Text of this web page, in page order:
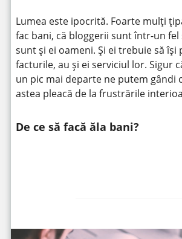
Lumea este ipocrită. Foarte mulți
fac bani, că bloggerii sunt într-un
sunt și ei oameni. Și ei trebuie să își
facturile, au și ei serviciul lor. Sigur
un pic mai departe ne putem gândi
astea pleacă de la frustrările
De ce să facă ăla bani?